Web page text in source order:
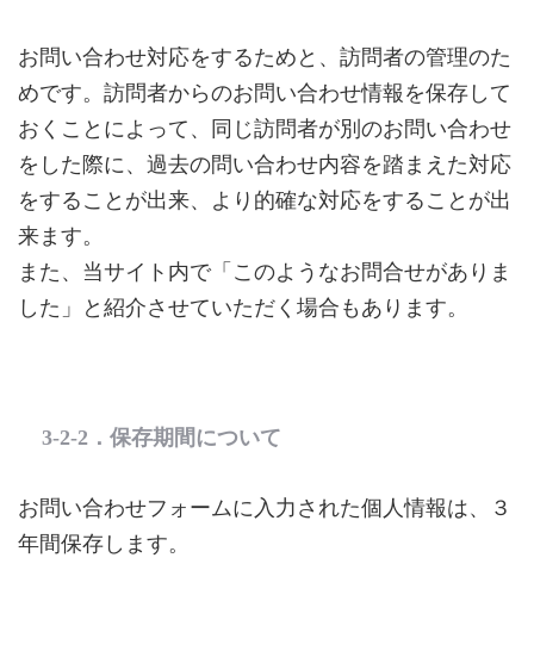
お問い合わせ対応をするためと、訪問者の管理のた
めです。訪問者からのお問い合わせ情報を保存して
おくことによって、同じ訪問者が別のお問い合わせ
をした際に、過去の問い合わせ内容を踏まえた対応
をすることが出来、より的確な対応をすることが出
来ます。
また、当サイト内で「このようなお問合せがありま
した」と紹介させていただく場合もあります。
3-2-2．保存期間について
お問い合わせフォームに入力された個人情報は、３
年間保存します。